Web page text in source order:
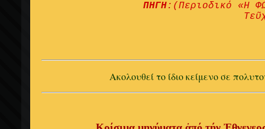
ΠΗΓΗ:(Περιοδικό «Η
Ακολουθεί το ίδιο κείμενο σε